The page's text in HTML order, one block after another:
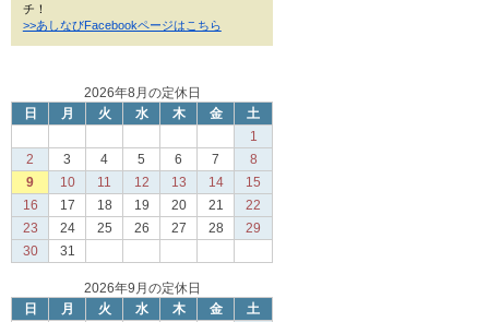
チ！
>>あしなびFacebookページはこちら
2026年8月の定休日
日
月 火 水 木 金
土
1
2
3 4 5 6 7
8
9
10 11 12 13 14
15
16
17 18 19 20 21
22
23
24 25 26 27 28
29
30
31
2026年9月の定休日
日
月 火 水 木 金
土